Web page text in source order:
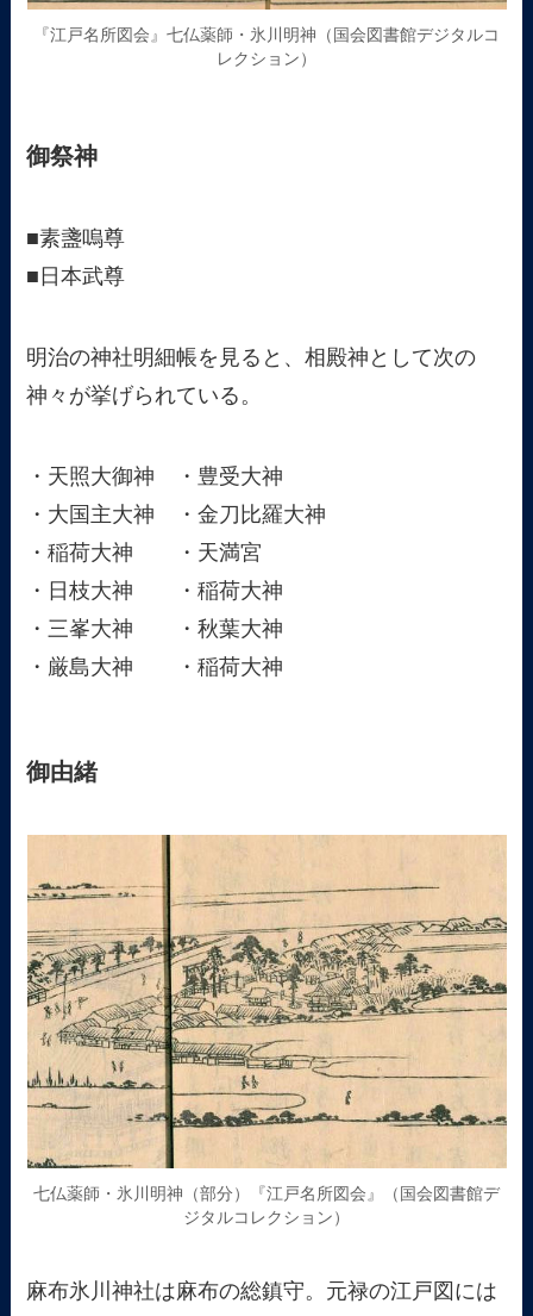
『江戸名所図会』七仏薬師・氷川明神（国会図書館デジタルコ
レクション）
御祭神
■素盞嗚尊
■日本武尊
明治の神社明細帳を見ると、相殿神として次の
神々が挙げられている。
・天照大御神 ・豊受大神
・大国主大神 ・金刀比羅大神
・稲荷大神 ・天満宮
・日枝大神 ・稲荷大神
・三峯大神 ・秋葉大神
・厳島大神 ・稲荷大神
御由緒
七仏薬師・氷川明神（部分）『江戸名所図会』（国会図書館デ
ジタルコレクション）
麻布氷川神社は麻布の総鎮守。元禄の江戸図には